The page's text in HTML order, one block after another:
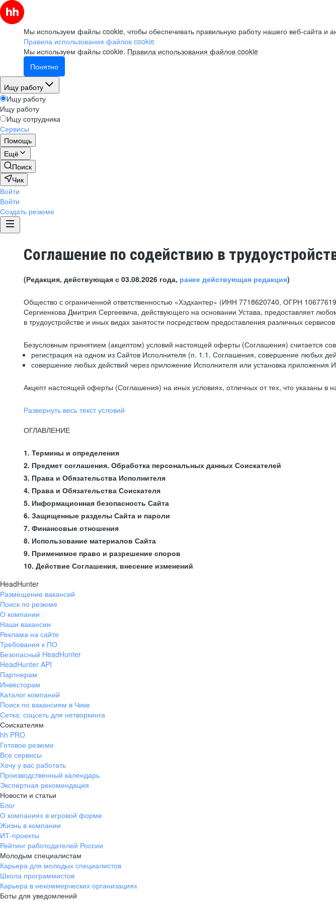
Мы используем файлы cookie, чтобы обеспечивать правильную работу нашего веб-сайта и
Правила использования файлов cookie
Мы используем файлы cookie. Правила использования файлов cookie
Понятно
Ищу работу
Ищу работу
Ищу работу
Ищу сотрудника
Сервисы
Помощь
Ещё
Поиск
Чик
Войти
Войти
Создать резюме
Соглашение по содействию в
(Редакция, действующая с 03.08.2026 года, ранее действующая редакция)
Общество с ограниченной ответственностью «Хэдхантер» (ИНН 7718620740, ОГРН
Сергиенкова Дмитрия Сергеевича, действующего на основании Устава, предоставляет
в трудоустройстве и иных видах занятости посредством предоставления различных
Безусловным принятием (акцептом) условий настоящей оферты (Соглашения) считается
регистрация на одном из Сайтов Исполнителя (п. 1.1. Соглашения, совершение любых
совершение любых действий через приложение Исполнителя или установка приложения
Акцепт настоящей оферты (Соглашения) на иных условиях, отличных от тех, что указаны в
Развернуть весь текст условий
ОГЛАВЛЕНИЕ
1. Термины и определения
2. Предмет соглашения. Обработка персональных данных Соискателей
3. Права и Обязательства Исполнителя
4. Права и Обязательства Соискателя
5. Информационная безопасность Сайта
6. Защищенные разделы Сайта и пароли
7. Финансовые отношения
8. Использование материалов Сайта
9. Применимое право и разрешение споров
10. Действие Соглашения, внесение изменений
HeadHunter
Размещение вакансий
Поиск по резюме
О компании
Наши вакансии
Реклама на сайте
Требования к ПО
Безопасный HeadHunter
HeadHunter API
Партнерам
Инвесторам
Каталог компаний
Поиск по вакансиям в Чике
Сетка: соцсеть для нетворкинга
Соискателям
hh PRO
Готовое резюме
Все сервисы
Хочу у вас работать
Производственный календарь
Экспертная рекомендация
Новости и статьи
Блог
О компаниях в игровой форме
Жизнь в компании
ИТ-проекты
Рейтинг работодателей России
Молодым специалистам
Карьера для молодых специалистов
Школа программистов
Карьера в некоммерческих организациях
Боты для уведомлений